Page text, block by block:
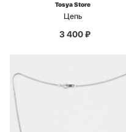
Tosya Store
Цепь
3 400₽